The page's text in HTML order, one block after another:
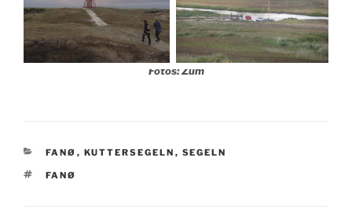
Fotos: Zum
KATEGORIEN
FANØ , KUTTERSEGELN , SEGELN
SCHLAGWÖRTER
FANØ